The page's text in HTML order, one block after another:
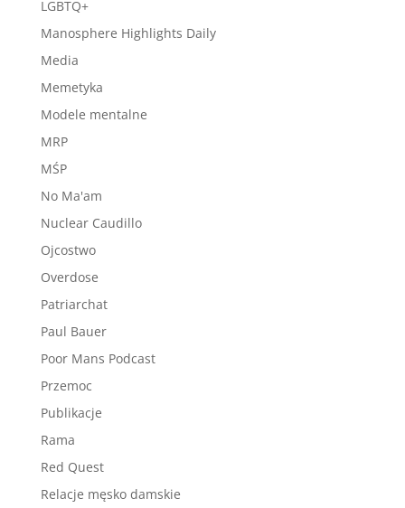
LGBTQ+
Manosphere Highlights Daily
Media
Memetyka
Modele mentalne
MRP
MŚP
No Ma'am
Nuclear Caudillo
Ojcostwo
Overdose
Patriarchat
Paul Bauer
Poor Mans Podcast
Przemoc
Publikacje
Rama
Red Quest
Relacje męsko damskie